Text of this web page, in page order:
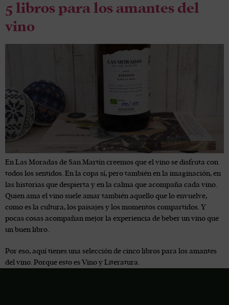
5 libros para los amantes del
vino
En Las Moradas de San Martín creemos que el vino se disfruta con
todos los sentidos. En la copa sí, pero también en la imaginación, en
las historias que despierta y en la calma que acompaña cada vino.
Quien ama el vino suele amar también aquello que lo envuelve,
como es la cultura, los paisajes y los momentos compartidos. Y
pocas cosas acompañan mejor la experiencia de beber un vino que
un buen libro.
Por eso, aquí tienes una selección de cinco libros para los amantes
del vino. Porque esto es Vino y Literatura.